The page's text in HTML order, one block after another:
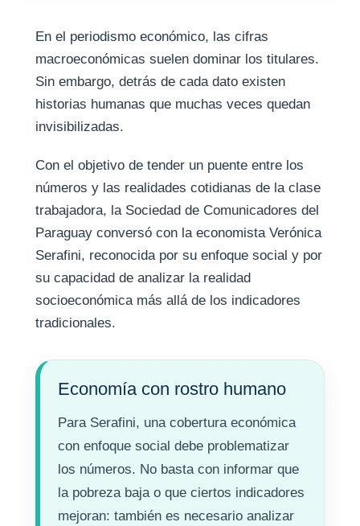
En el periodismo económico, las cifras
macroeconómicas suelen dominar los titulares.
Sin embargo, detrás de cada dato existen
historias humanas que muchas veces quedan
invisibilizadas.
Con el objetivo de tender un puente entre los
números y las realidades cotidianas de la clase
trabajadora, la Sociedad de Comunicadores del
Paraguay conversó con la economista Verónica
Serafini, reconocida por su enfoque social y por
su capacidad de analizar la realidad
socioeconómica más allá de los indicadores
tradicionales.
Economía con rostro humano
Para Serafini, una cobertura económica
con enfoque social debe problematizar
los números. No basta con informar que
la pobreza baja o que ciertos indicadores
mejoran: también es necesario analizar